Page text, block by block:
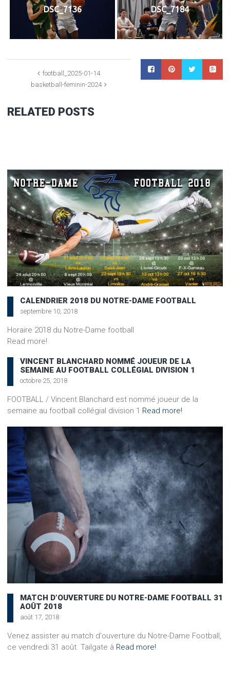
DSC_7136 DSC_7184
football_2025-01-14
basketball-feminin-2024
RELATED POSTS
CALENDRIER 2018 DU NOTRE-DAME FOOTBALL
septembre 10, 2018
Horaire 2018 du Notre-Dame football
Read more!
VINCENT BLANCHARD NOMMÉ JOUEUR DE LA
SEMAINE AU FOOTBALL COLLÉGIAL DIVISION 1
octobre 25, 2018
FOOTBALL / Vincent Blanchard est nommé joueur de la
semaine au football collégial division 1 Read more!
MATCH D’OUVERTURE DU NOTRE-DAME FOOTBALL 31
AOÛT 2018
août 17, 2018
Venez assister au match d'ouverture du Notre-Dame Football,
ce vendredi 31 août. Tailgate à Read more!